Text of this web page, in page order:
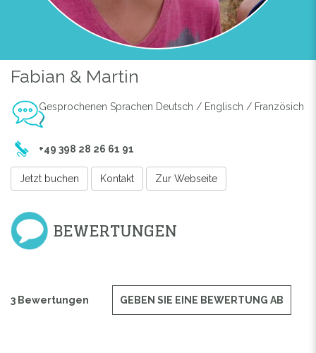
Fabian & Martin
Gesprochenen Sprachen Deutsch / Englisch / Französich
/
+49 398 28 26 61 91
Jetzt buchen Kontakt Zur Webseite
BEWERTUNGEN
3 Bewertungen GEBEN SIE EINE BEWERTUNG AB